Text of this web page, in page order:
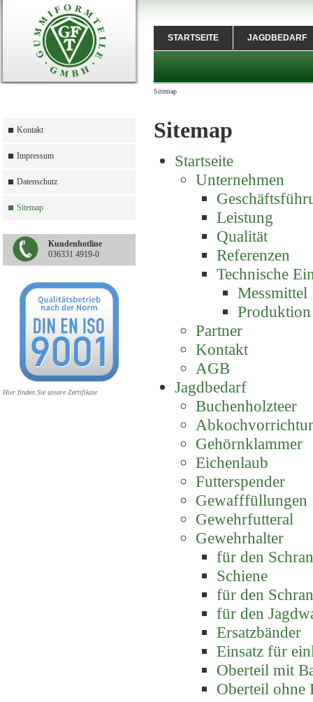
Kontakt
Impressum
Datenschutz
Sitemap
Kundenhotline
036331 4919-0
Hier finden Sie unsere Zertifikate
STARTSEITE JAGDBEDARF
Sitemap
Sitemap
Startseite
Unternehmen
Leistung
Qualität
Referenzen
Technische
Messmittel
Produktion
Partner
Kontakt
AGB
Jagdbedarf
Buchenholzteer
Gehörnklammer
Eichenlaub
Futterspender
Gewafffüllungen
Gewehrfutteral
Gewehrhalter
für den
Schiene
für den
für den
Ersatzbänder
Einsatz für
Oberteil mit
Oberteil ohne